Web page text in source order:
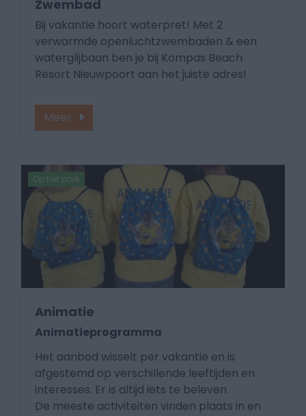
Zwembad
Bij vakantie hoort waterpret! Met 2
verwarmde openluchtzwembaden & een
waterglijbaan ben je bij Kompas Beach
Resort Nieuwpoort aan het juiste adres!
Meer
Op het park
Animatie
Animatieprogramma
Het aanbod wisselt per vakantie en is
afgestemd op verschillende leeftijden en
interesses. Er is altijd iets te beleven.
De meeste activiteiten vinden plaats in en